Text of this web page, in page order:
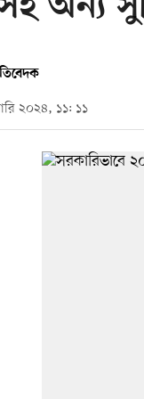
অন্য
২০২৪, ১১: ১১